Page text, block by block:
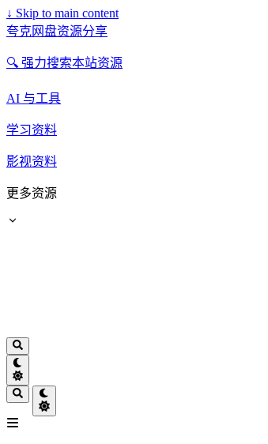
↓ Skip to main content
夸克网盘资源分享
🔍 强力搜索本站资源
AI 与工具
学习资料
影视资料
更多资源